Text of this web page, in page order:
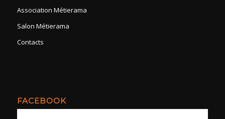
Association Métierama
Salon Métierama
Contacts
FACEBOOK